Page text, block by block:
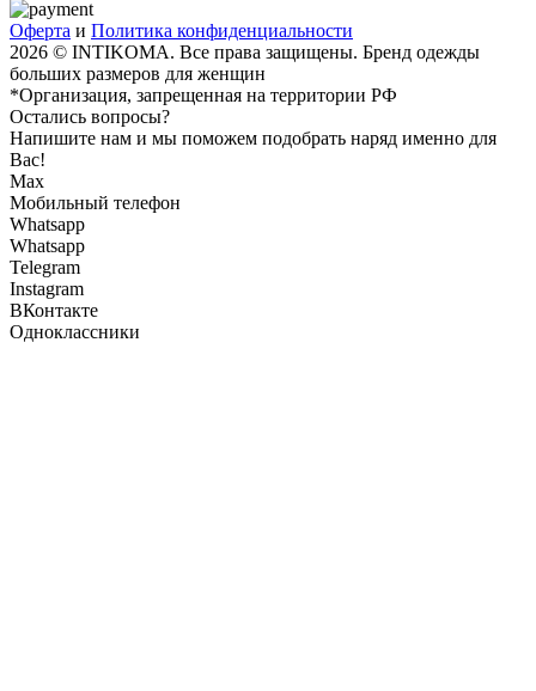
Оферта и Политика конфиденциальности
2026 © INTIKOMA. Все права защищены. Бренд одежды
больших размеров для женщин
*Организация, запрещенная на территории РФ
Остались вопросы?
Напишите нам и мы поможем подобрать наряд именно для
Вас!
Max
Мобильный телефон
Whatsapp
Whatsapp
Telegram
Instagram
ВКонтакте
Одноклассники